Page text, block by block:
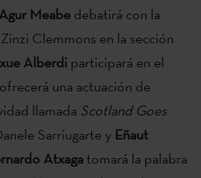
Meabe debatirá con la
Clemmons en la sección
Alberdi participará en el
una actuación de
llamada Scotland Goes
Sarriugarte y Eñaut
Atxaga tomará la palabra